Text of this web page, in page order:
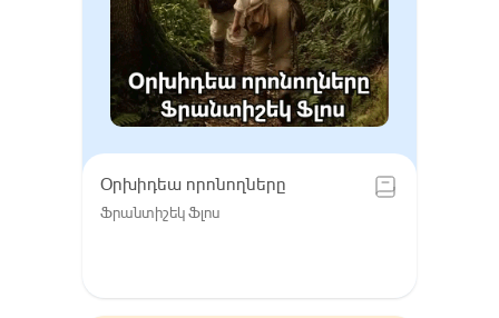
Օրխիդեա որոնողները
Ֆրանտիշեկ Ֆլոս